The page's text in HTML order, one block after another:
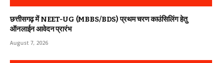
छत्तीसगढ़ में NEET-UG (MBBS/BDS) प्रथम चरण काउंसिलिंग हेतु
ऑनलाईन आवेदन प्रारंभ
August 7, 2026